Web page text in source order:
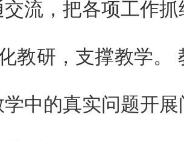
交流，把各项工作
教研，支撑教学。
中的真实问题开